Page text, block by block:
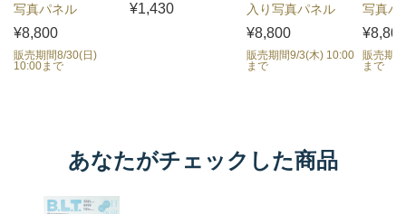
写真パネル
¥8,800
販売期間8/30(日)
10:00まで
¥1,430
入り写真パネル
¥8,800
販売期間9/3(木) 10:00
まで
写真パ
販売期
まで
あなたがチェックした商品